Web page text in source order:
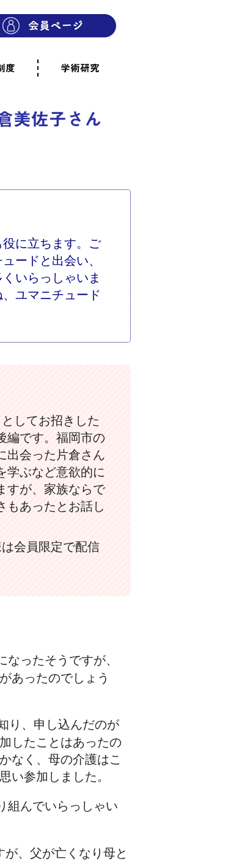
度 学術研究
美佐子さん
に立ちます。ご
ードと出会い、
いらっしゃいま
ユマニチュード
してお招きした
編です。福岡市の
出会った片倉さん
学ぶなど意欲的に
すが、家族ならで
もあったとお話し
会員限定で配信
ったそうですが、
あったのでしょう
り、申し込んだのが
したことはあったの
なく、母の介護はこ
い参加しました。
組んでいらっしゃい
、父が亡くなり母と